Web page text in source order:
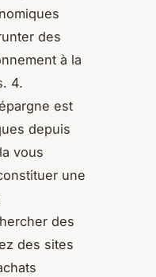
des
à la
4.
est
depuis
vous
une
des
des sites